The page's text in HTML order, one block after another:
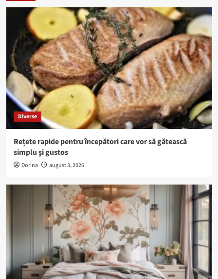
Diverse
Rețete rapide pentru începători care vor să gătească
simplu și gustos
Dorina august 3, 2026